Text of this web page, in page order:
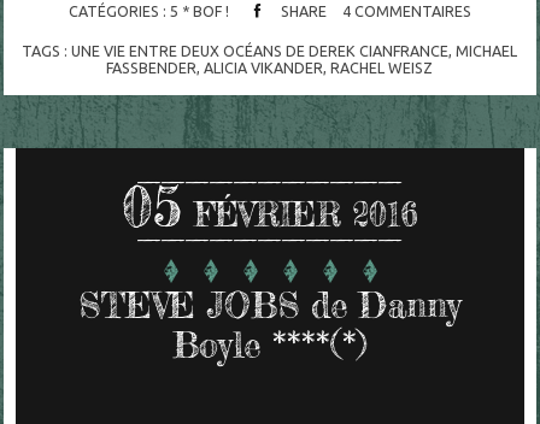
CATÉGORIES : 5 * BOF ! SHARE 4 COMMENTAIRES
TAGS :UNE VIE ENTRE DEUX OCÉANS DE DEREK CIANFRANCE ,MICHAEL
FASSBENDER ALICIA VIKANDER ,RACHEL WEISZ
05 FÉVRIER 2016
STEVE JOBS de Danny
Boyle ****(*)